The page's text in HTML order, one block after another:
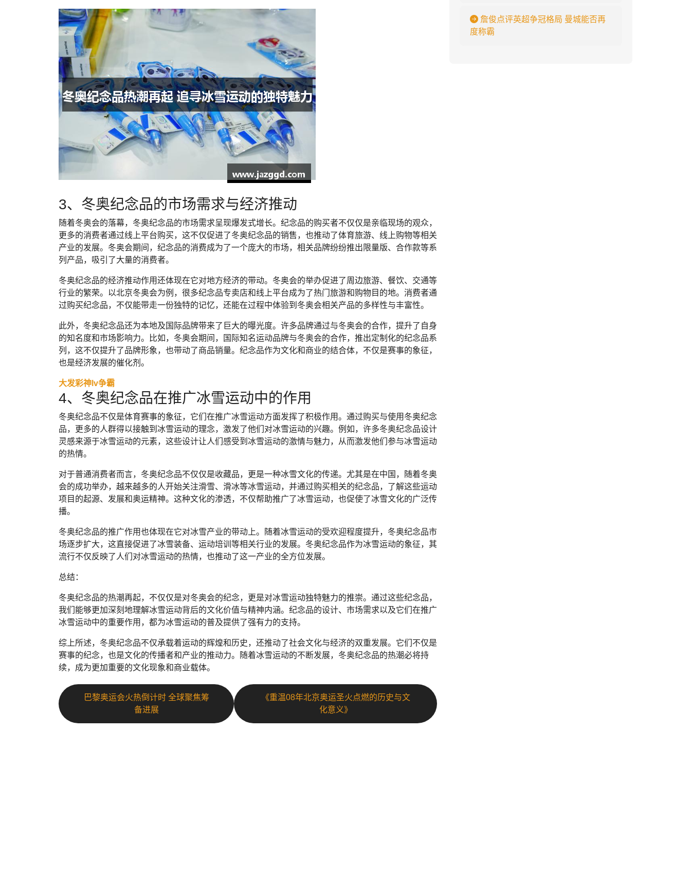
3、冬奥纪念品的市场需求与经济推动
随着冬奥会的落幕，冬奥纪念品的市场需求呈现爆发式增长。纪念品的购买者不仅仅是亲临现场的观众，
更多的消费者通过线上平台购买，这不仅促进了冬奥纪念品的销售，也推动了体育旅游、线上购物等相关
产业的发展。冬奥会期间，纪念品的消费成为了一个庞大的市场，相关品牌纷纷推出限量版、合作款等系
列产品，吸引了大量的消费者。
冬奥纪念品的经济推动作用还体现在它对地方经济的带动。冬奥会的举办促进了周边旅游、餐饮、交通等
行业的繁荣。以北京冬奥会为例，很多纪念品专卖店和线上平台成为了热门旅游和购物目的地。消费者通
过购买纪念品，不仅能带走一份独特的记忆，还能在过程中体验到冬奥会相关产品的多样性与丰富性。
此外，冬奥纪念品还为本地及国际品牌带来了巨大的曝光度。许多品牌通过与冬奥会的合作，提升了自身
的知名度和市场影响力。比如，冬奥会期间，国际知名运动品牌与冬奥会的合作，推出定制化的纪念品系
列，这不仅提升了品牌形象，也带动了商品销量。纪念品作为文化和商业的结合体，不仅是赛事的象征，
也是经济发展的催化剂。
大发彩神lv争霸
4、冬奥纪念品在推广冰雪运动中的作用
冬奥纪念品不仅是体育赛事的象征，它们在推广冰雪运动方面发挥了积极作用。通过购买与使用冬奥纪念
品，更多的人群得以接触到冰雪运动的理念，激发了他们对冰雪运动的兴趣。例如，许多冬奥纪念品设计
灵感来源于冰雪运动的元素，这些设计让人们感受到冰雪运动的激情与魅力，从而激发他们参与冰雪运动
的热情。
对于普通消费者而言，冬奥纪念品不仅仅是收藏品，更是一种冰雪文化的传递。尤其是在中国，随着冬奥
会的成功举办，越来越多的人开始关注滑雪、滑冰等冰雪运动，并通过购买相关的纪念品，了解这些运动
项目的起源、发展和奥运精神。这种文化的渗透，不仅帮助推广了冰雪运动，也促使了冰雪文化的广泛传
播。
冬奥纪念品的推广作用也体现在它对冰雪产业的带动上。随着冰雪运动的受欢迎程度提升，冬奥纪念品市
场逐步扩大，这直接促进了冰雪装备、运动培训等相关行业的发展。冬奥纪念品作为冰雪运动的象征，其
流行不仅反映了人们对冰雪运动的热情，也推动了这一产业的全方位发展。
总结：
冬奥纪念品的热潮再起，不仅仅是对冬奥会的纪念，更是对冰雪运动独特魅力的推崇。通过这些纪念品，
我们能够更加深刻地理解冰雪运动背后的文化价值与精神内涵。纪念品的设计、市场需求以及它们在推广
冰雪运动中的重要作用，都为冰雪运动的普及提供了强有力的支持。
综上所述，冬奥纪念品不仅承载着运动的辉煌和历史，还推动了社会文化与经济的双重发展。它们不仅是
赛事的纪念，也是文化的传播者和产业的推动力。随着冰雪运动的不断发展，冬奥纪念品的热潮必将持
续，成为更加重要的文化现象和商业载体。
巴黎奥运会火热倒计时 全球聚焦筹
备进展
《重温08年北京奥运圣火点燃的历史与文
化意义》
詹俊点评英超争冠格局 曼城能否再
度称霸